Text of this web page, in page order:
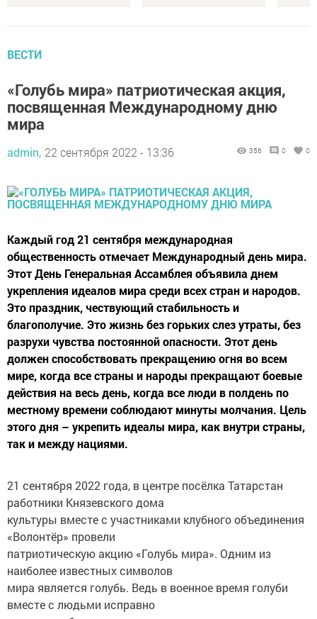
ВЕСТИ
«Голубь мира» патриотическая акция,
посвященная Международному дню
мира
admin, 22 сентября 2022 - 13:36 356 0 0
Каждый год 21 сентября международная
общественность отмечает Международный день мира.
Этот День Генеральная Ассамблея объявила днем
укрепления идеалов мира среди всех стран и народов.
Это праздник, чествующий стабильность и
благополучие. Это жизнь без горьких слез утраты, без
разрухи чувства постоянной опасности. Этот день
должен способствовать прекращению огня во всем
мире, когда все страны и народы прекращают боевые
действия на весь день, когда все люди в полдень по
местному времени соблюдают минуты молчания. Цель
этого дня – укрепить идеалы мира, как внутри страны,
так и между нациями.
21 сентября 2022 года, в центре посёлка Татарстан
работники Князевского дома
культуры вместе с участниками клубного объединения
«Волонтёр» провели
патриотическую акцию «Голубь мира». Одним из
наиболее известных символов
мира является голубь. Ведь в военное время голуби
вместе с людьми исправно